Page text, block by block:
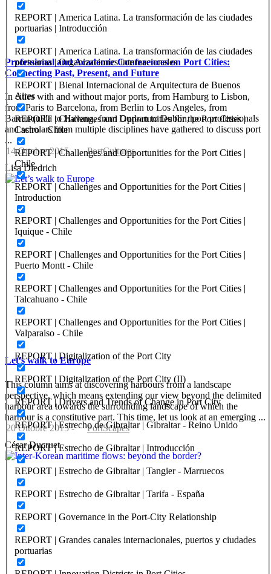
REPORT | America Latina. La transformación de las ciudades
portuarias | Introducción
REPORT | America Latina. La transformación de las ciudades
portuarias | Organizaciones internacionales
REPORT | Bienal Internacional de Arquitectura de Buenos
Aires
REPORT | Challenges and Opportunities for the Port Cities |
Castro - Chile
REPORT | Challenges and Opportunities for the Port Cities |
Chile
REPORT | Challenges and Opportunities for the Port Cities |
Introduction
REPORT | Challenges and Opportunities for the Port Cities |
Iquique - Chile
REPORT | Challenges and Opportunities for the Port Cities |
Puerto Montt - Chile
REPORT | Challenges and Opportunities for the Port Cities |
Talcahuano - Chile
REPORT | Challenges and Opportunities for the Port Cities |
Valparaiso - Chile
REPORT | Digitalization of the Port City
REPORT | Digitalization of the Port City (II)
REPORT | Drivers and Trends of Change in Port City
REPORT | Estrecho de Gibraltar | Gibraltar - Reino Unido
REPORT | Estrecho de Gibraltar | Introducción
REPORT | Estrecho de Gibraltar | Tangier - Marruecos
REPORT | Estrecho de Gibraltar | Tarifa - España
REPORT | Governance in the Port-City Relationship
REPORT | Grandes canales internacionales, puertos y ciudades
portuarias
Professional and Academic Conferences on Port Cities:
Connecting Past, Present, and Future
In cities with and without major ports, from Hamburg to Lisbon,
from Paris to Barcelona, from Berlin to Los Angeles, from
Barranquilla to Havana, from Durban to Dublin, port professionals
and scholars from multiple disciplines have gathered to discuss port
...
14 Ottobre 2015-
PortCultures
Lisa Diedrich
Let’s walk to Europe
This column aims at discovering harbours from a landscape
perspective, which means extending our view beyond the delimited
harbour area towards the surrounding landscape of which the
harbour is a constitutive part. This time, let us look at an emerging ...
20 Ottobre 2015-
PortScapes
César Ducruet